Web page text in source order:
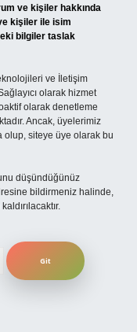
ve kişiler hakkında
kişiler ile isim
bilgiler taslak
ve İletişim
olarak hizmet
olarak denetleme
Ancak, üyelerimiz
olup, siteye üye olarak bu
düşündüğünüz
bildirmeniz halinde,